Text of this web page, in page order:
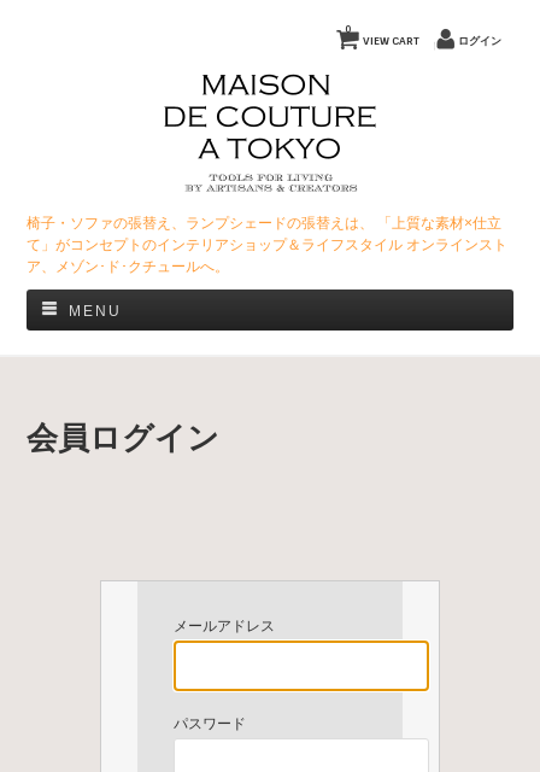
VIEW CART
0
ログイン
椅子・ソファの張替え、ランプシェードの張替えは、 「上質な素材×仕立
て」がコンセプトのインテリアショップ＆ライフスタイル オンラインスト
ア、メゾン･ド･クチュールへ。
MENU
会員ログイン
メールアドレス
パスワード